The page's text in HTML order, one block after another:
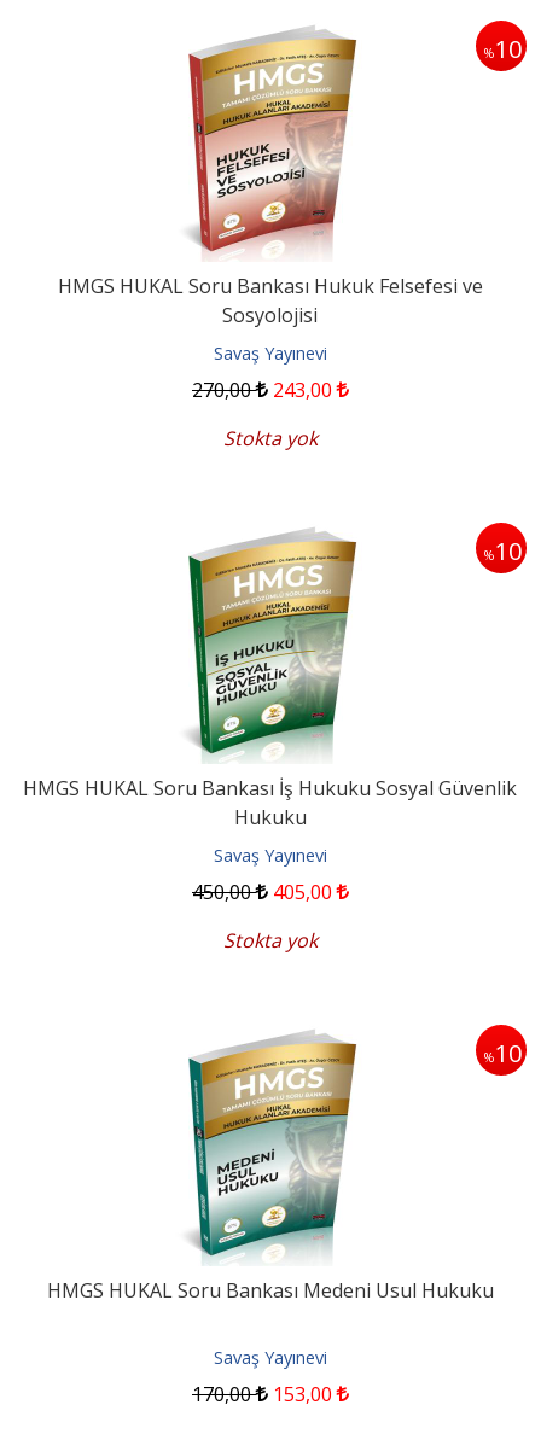
%10
HMGS HUKAL Soru Bankası Hukuk Felsefesi ve
Sosyolojisi
Savaş Yayınevi
270,00 243,00
Stokta yok
%10
HMGS HUKAL Soru Bankası İş Hukuku Sosyal Güvenlik
Hukuku
Savaş Yayınevi
450,00 405,00
Stokta yok
%10
HMGS HUKAL Soru Bankası Medeni Usul Hukuku
Savaş Yayınevi
170,00 153,00